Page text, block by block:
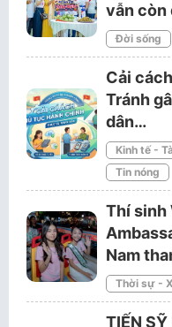
vẫn còn
Đời sống
Cải
Tránh
dân…
Kinh tế -
Tin nóng
Thí sinh
Nam
Thời sự -
TIẾN SỸ